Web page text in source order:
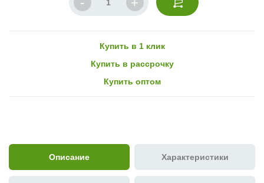
Купить в 1 клик
Купить в рассрочку
Купить оптом
Описание Характеристики